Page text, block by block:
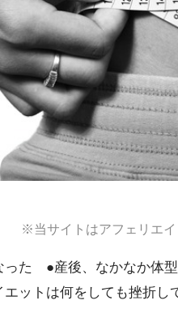
※当サイトはアフェリエ
った ●産後、なかなか体
ットは何をしても挫折